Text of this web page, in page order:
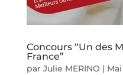
Concours “Un des
France”
par Julie MERINO | Mai